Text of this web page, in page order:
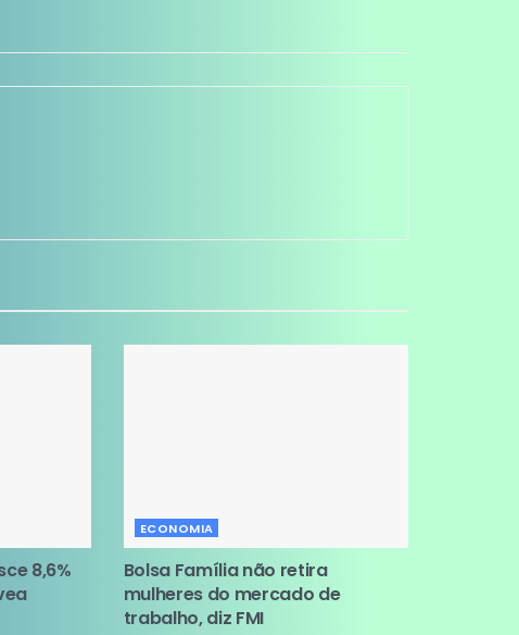
8,6%
ECONOMIA
Bolsa Família não retira
mulheres do mercado de
trabalho, diz FMI